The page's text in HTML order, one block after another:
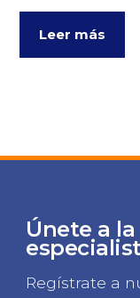
Leer más
Únete a
Regístrate a